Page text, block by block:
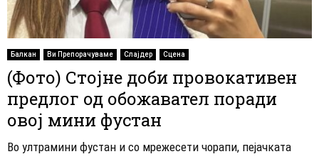
Балкан Ви Препорачуваме Слајдер Сцена
(Фото) Стојне доби провокативен
предлог од обожавател поради
овој мини фустан
Во ултрамини фустан и со мрежесети чорапи, пејачката